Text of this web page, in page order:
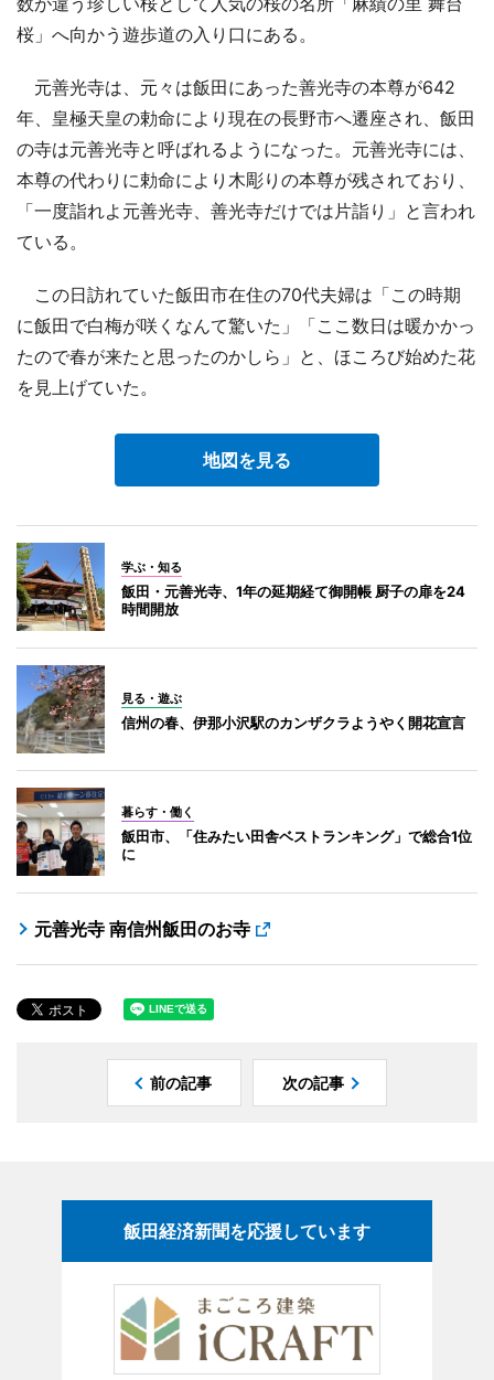
桜」へ向かう遊歩道の入り口にある。
元善光寺は、元々は飯田にあった善光寺の本尊が642
年、皇極天皇の勅命により現在の長野市へ遷座され、飯田
の寺は元善光寺と呼ばれるようになった。元善光寺には、
本尊の代わりに勅命により木彫りの本尊が残されており、
「一度詣れよ元善光寺、善光寺だけでは片詣り」と言われ
ている。
この日訪れていた飯田市在住の70代夫婦は「この時期
に飯田で白梅が咲くなんて驚いた」「ここ数日は暖かかっ
たので春が来たと思ったのかしら」と、ほころび始めた花
を見上げていた。
地図を見る
学ぶ・知る
飯田・元善光寺、1年の延期経て御開帳 厨子の扉を24
時間開放
見る・遊ぶ
信州の春、伊那小沢駅のカンザクラようやく開花宣言
暮らす・働く
飯田市、「住みたい田舎ベストランキング」で総合1位
に
元善光寺 南信州飯田のお寺
前の記事 次の記事
飯田経済新聞を応援しています